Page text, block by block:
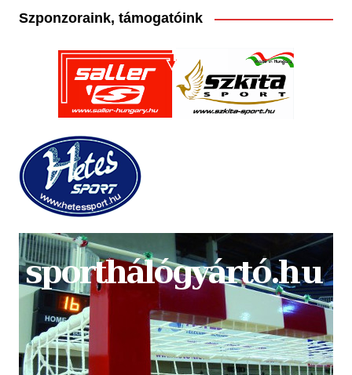
Szponzoraink, támogatóink